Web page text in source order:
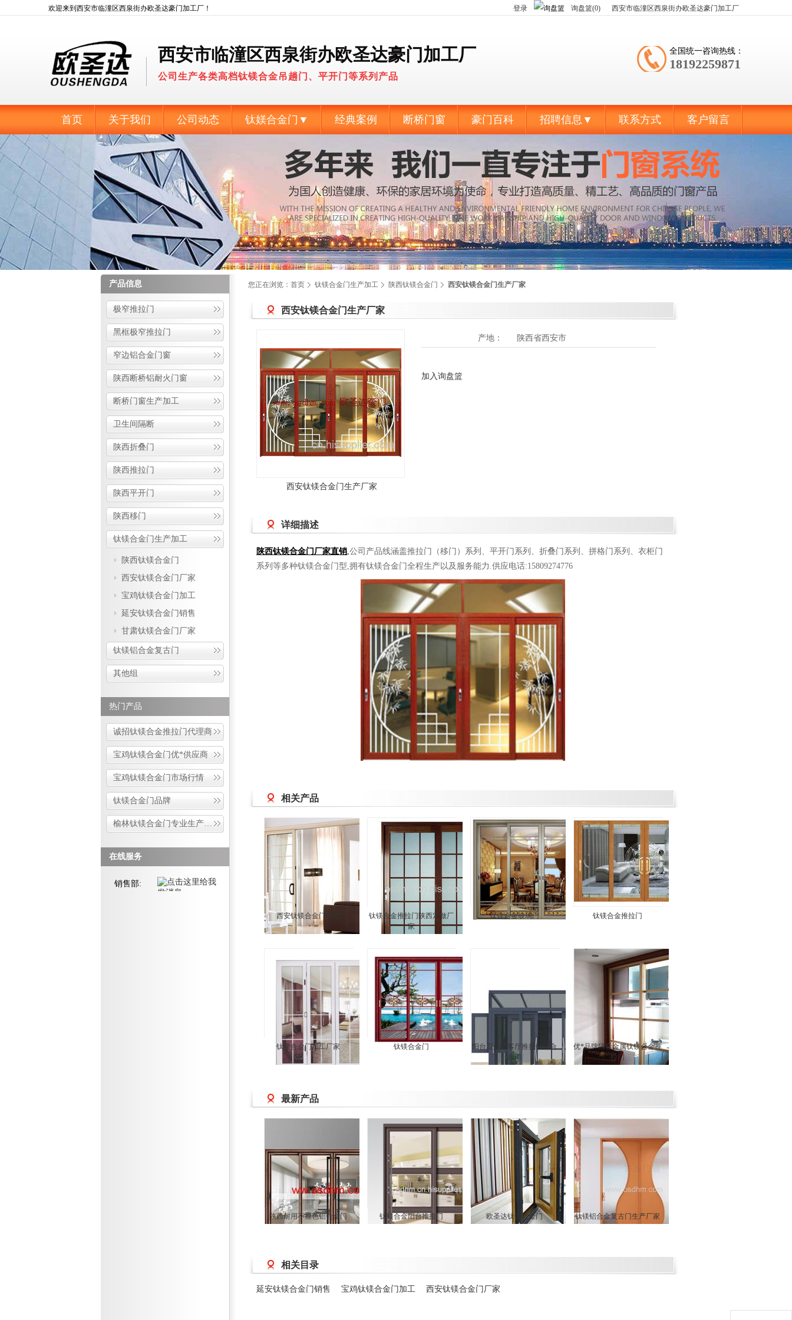
登录 询盘篮(0) 西安市临潼区西泉街办欧圣达豪门加工厂
欢迎来到西安市临潼区西泉街办欧圣达豪门加工厂！
西安市临潼区西泉街办欧圣达豪门加工厂
公司生产各类高档钛镁合金吊趟门、平开门等系列产品
全国统一咨询热线：
18192259871
首页 关于我们 公司动态 钛媄合金门▼ 经典案例 断桥门窗 豪门百科 招聘信息▼ 联系方式 客户留言
产品信息
极窄推拉门
黑框极窄推拉门
窄边铝合金门窗
陕西断桥铝耐火门窗
断桥门窗生产加工
卫生间隔断
陕西折叠门
陕西推拉门
陕西平开门
陕西移门
钛镁合金门生产加工
陕西钛镁合金门
西安钛镁合金门厂家
宝鸡钛镁合金门加工
延安钛镁合金门销售
甘肃钛镁合金门厂家
钛镁铝合金复古门
其他组
热门产品
诚招钛镁合金推拉门代理商
宝鸡钛镁合金门优*供应商
宝鸡钛镁合金门市场行情
钛镁合金门品牌
榆林钛镁合金门专业生产厂家
在线服务
销售部:
您正在浏览： 首页 钛镁合金门生产加工 陕西钛镁合金门 西安钛镁合金门生产厂家
西安钛镁合金门生产厂家
西安钛镁合金门生产厂家
产地： 陕西省西安市
加入询盘篮
详细描述
陕西钛镁合金门厂家直销,公司产品线涵盖推拉门（移门）系列、平开门系列、折叠门系列、拼格门系列、衣柜门
系列等多种钛镁合金门型,拥有钛镁合金门全程生产以及服务能力.供应电话:15809274776
相关产品
西安钛镁合金门价格
钛镁合金推拉门陕西定做厂
家
钛镁合金玻璃门 钛镁合金推拉门
钛镁合金门加工厂家 钛镁合金门
阳台卫生间客厅推拉钛镁合
金门
优*品牌隔音金属钛镁合金推
拉门
最新产品
陕西耐用不褪色铝合金门 钛镁合金阳台推拉门 欧圣达钛镁合金门 钛镁铝合金复古门生产厂家
相关目录
延安钛镁合金门销售 宝鸡钛镁合金门加工 西安钛镁合金门厂家